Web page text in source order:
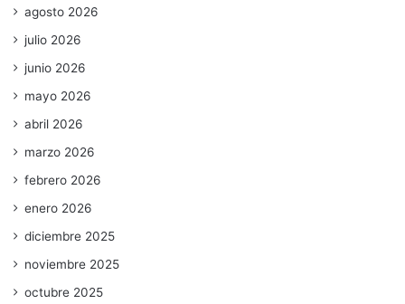
agosto 2026
julio 2026
junio 2026
mayo 2026
abril 2026
marzo 2026
febrero 2026
enero 2026
diciembre 2025
noviembre 2025
octubre 2025